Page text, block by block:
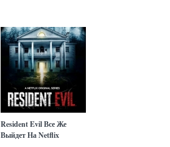
Resident Evil Все Же
Выйдет На Netflix